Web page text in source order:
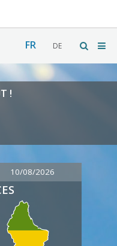
FR DE
!
10/08/2026